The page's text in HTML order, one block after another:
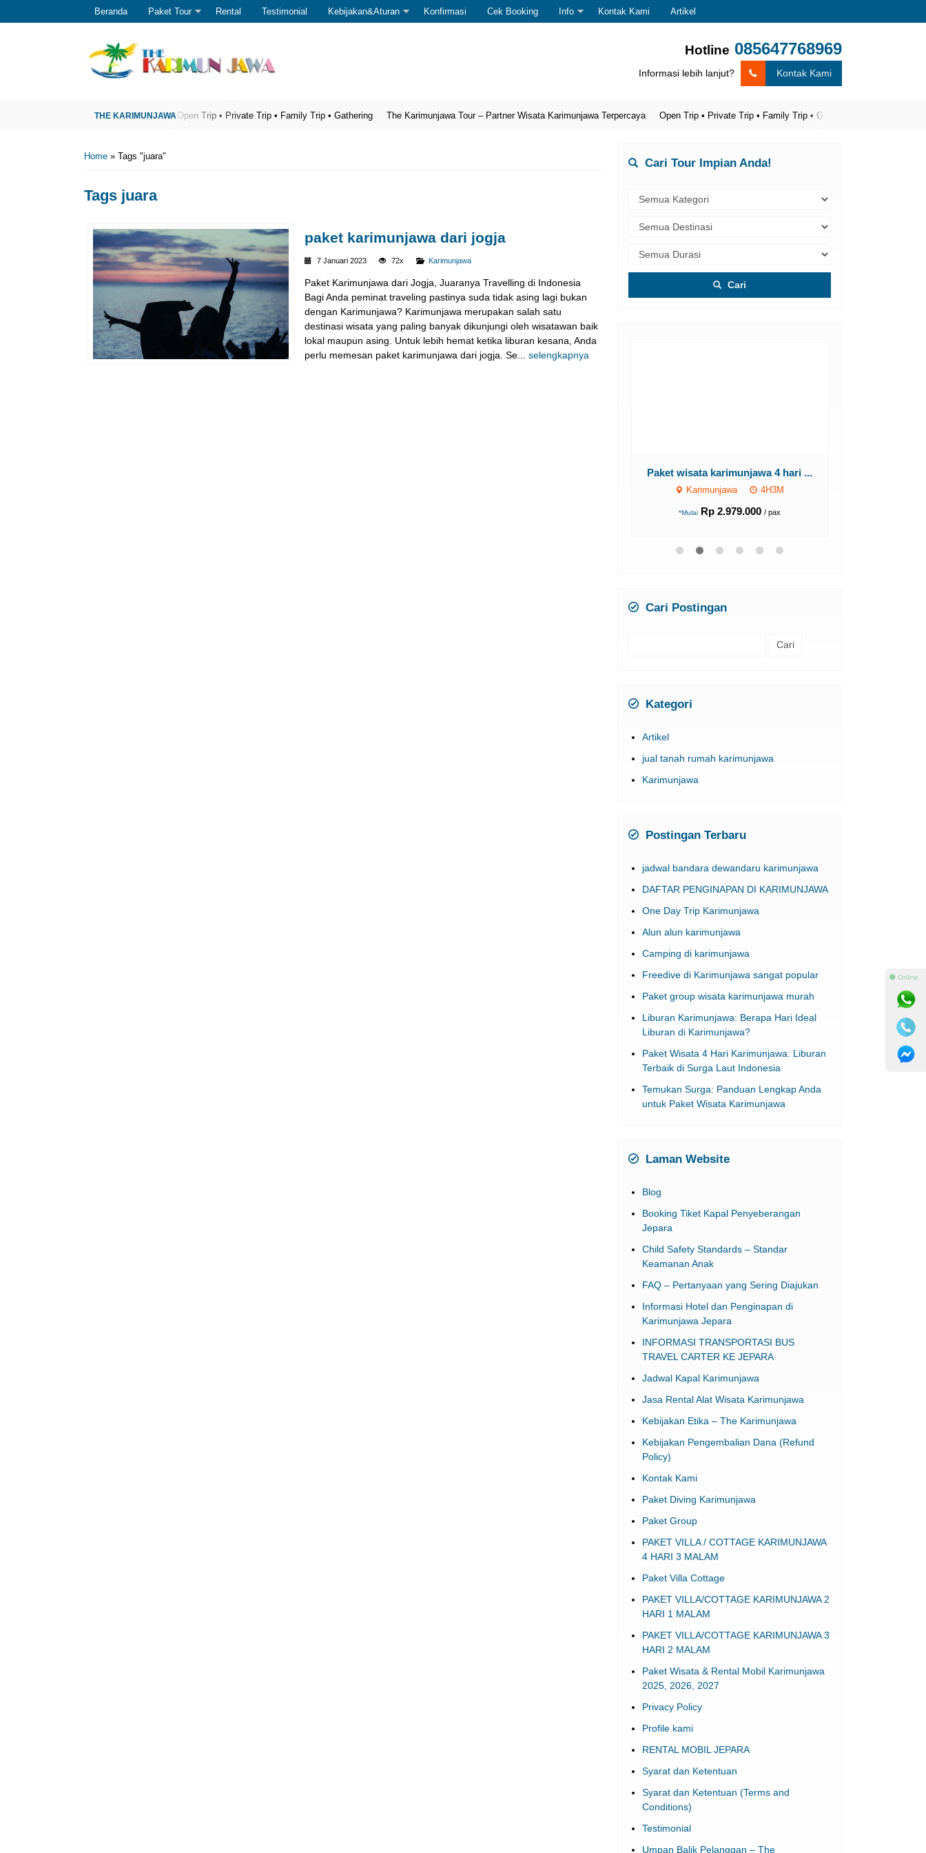
Beranda Paket Tour Rental Testimonial Kebijakan&Aturan Konfirmasi Cek Booking Info Kontak Kami Artikel
Hotline 085647768969
Informasi lebih lanjut? Kontak Kami
Wisata Karimunjawa Terpercaya Open Trip • Private Trip • Family Trip • Gathering The Karimunjawa Tour – Partner Wisata Karimunjawa Terpercaya Open Trip • Private Trip • Family Trip • Gathering
Home » Tags "juara"
Tags juara
paket karimunjawa dari jogja
7 Januari 2023 72x Karimunjawa
Paket Karimunjawa dari Jogja, Juaranya Travelling di Indonesia
Bagi Anda peminat traveling pastinya suda tidak asing lagi bukan
dengan Karimunjawa? Karimunjawa merupakan salah satu
destinasi wisata yang paling banyak dikunjungi oleh wisatawan baik
lokal maupun asing. Untuk lebih hemat ketika liburan kesana, Anda
perlu memesan paket karimunjawa dari jogja. Se... selengkapnya
Cari Tour Impian Anda!
Cari
Paket wisata karimunjawa 4 hari ...
Karimunjawa 4H3M
*Mulai Rp 2.979.000 / pax
Cari Postingan
Kategori
Artikel
jual tanah rumah karimunjawa
Karimunjawa
Postingan Terbaru
jadwal bandara dewandaru karimunjawa
DAFTAR PENGINAPAN DI KARIMUNJAWA
One Day Trip Karimunjawa
Alun alun karimunjawa
Camping di karimunjawa
Freedive di Karimunjawa sangat popular
Paket group wisata karimunjawa murah
Liburan Karimunjawa: Berapa Hari Ideal
Liburan di Karimunjawa?
Paket Wisata 4 Hari Karimunjawa: Liburan
Terbaik di Surga Laut Indonesia
Temukan Surga: Panduan Lengkap Anda
untuk Paket Wisata Karimunjawa
Laman Website
Blog
Booking Tiket Kapal Penyeberangan
Jepara
Child Safety Standards – Standar
Keamanan Anak
FAQ – Pertanyaan yang Sering Diajukan
Informasi Hotel dan Penginapan di
Karimunjawa Jepara
INFORMASI TRANSPORTASI BUS
TRAVEL CARTER KE JEPARA
Jadwal Kapal Karimunjawa
Jasa Rental Alat Wisata Karimunjawa
Kebijakan Etika – The Karimunjawa
Kebijakan Pengembalian Dana (Refund
Policy)
Kontak Kami
Paket Diving Karimunjawa
Paket Group
PAKET VILLA / COTTAGE KARIMUNJAWA
4 HARI 3 MALAM
Paket Villa Cottage
PAKET VILLA/COTTAGE KARIMUNJAWA 2
HARI 1 MALAM
PAKET VILLA/COTTAGE KARIMUNJAWA 3
HARI 2 MALAM
Paket Wisata & Rental Mobil Karimunjawa
2025, 2026, 2027
Privacy Policy
Profile kami
RENTAL MOBIL JEPARA
Syarat dan Ketentuan
Syarat dan Ketentuan (Terms and
Conditions)
Testimonial
Umpan Balik Pelanggan – The
⚫ Online